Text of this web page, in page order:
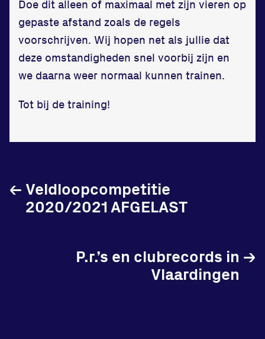
Doe dit alleen of maximaal met zijn vieren op
gepaste afstand zoals de regels
voorschrijven. Wij hopen net als jullie dat
deze omstandigheden snel voorbij zijn en
we daarna weer normaal kunnen trainen.
Tot bij de training!
Veldloopcompetitie
2020/2021 AFGELAST
←
P.r.’s en clubrecords in
Vlaardingen
→